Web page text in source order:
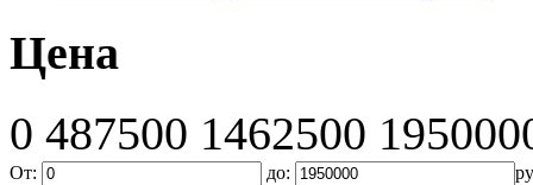
Цена
0 487500 1462500
От: до: